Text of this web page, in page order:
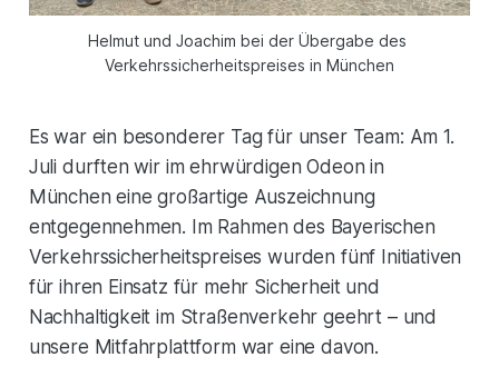
Helmut und Joachim bei der Übergabe des
Verkehrssicherheitspreises in München
Es war ein besonderer Tag für unser Team: Am 1.
Juli durften wir im ehrwürdigen Odeon in
München eine großartige Auszeichnung
entgegennehmen. Im Rahmen des Bayerischen
Verkehrssicherheitspreises wurden fünf Initiativen
für ihren Einsatz für mehr Sicherheit und
Nachhaltigkeit im Straßenverkehr geehrt – und
unsere Mitfahrplattform war eine davon.